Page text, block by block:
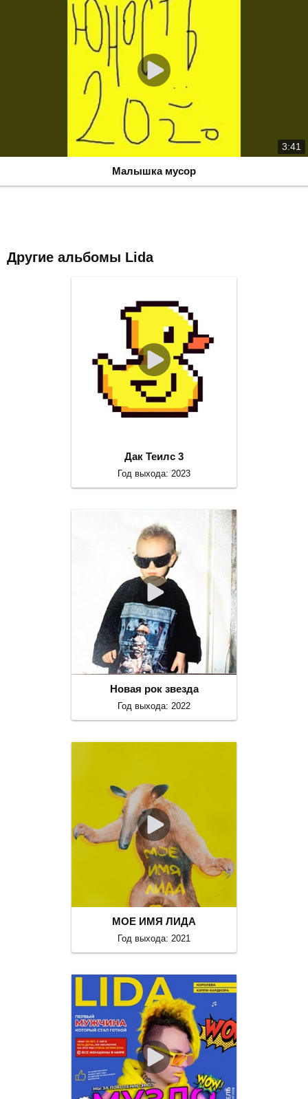
3:41
Малышка мусор
Другие альбомы Lida
Дак Теилс 3
Год выхода: 2023
Новая рок звезда
Год выхода: 2022
МОЕ ИМЯ ЛИДА
Год выхода: 2021